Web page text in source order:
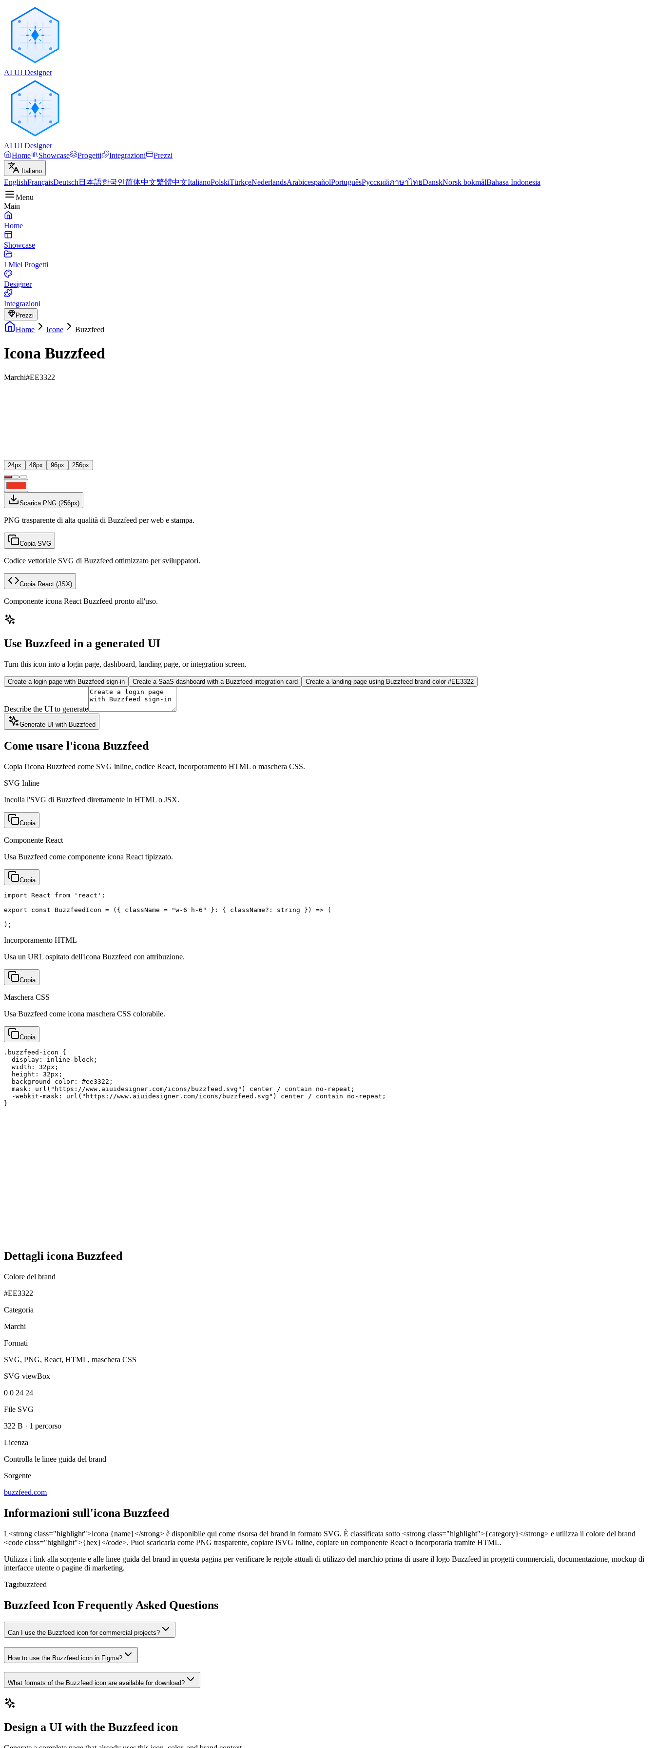
AI UI Designer
AI UI Designer
Home
Showcase Progetti Integrazioni Prezzi
Italiano
EnglishFrançaisDeutsch 日本語한국인简体中文繁體中文ItalianoPolskiTürkçeNederlandsArabicespañolPortuguêsРусскийภาษาไทยDanskNorsk bokmålBahasa Indonesia
Menu
Main
Home
Showcase
I Miei Progetti
Designer
Integrazioni
Prezzi
Home Icone Buzzfeed
Icona Buzzfeed
Marchi#EE3322
24px 48px 96px 256px
Scarica PNG (256px)
PNG trasparente di alta qualità di Buzzfeed per web e stampa.
Copia SVG
Codice vettoriale SVG di Buzzfeed ottimizzato per sviluppatori.
Copia React (JSX)
Componente icona React Buzzfeed pronto all'uso.
Use Buzzfeed in a generated UI
Turn this icon into a login page, dashboard, landing page, or integration screen.
Create a login page with Buzzfeed sign-in Create a SaaS dashboard with a Buzzfeed integration card Create a landing page using Buzzfeed brand color #EE3322
Describe the UI to generate
Generate UI with Buzzfeed
Come usare l'icona Buzzfeed
Copia l'icona Buzzfeed come SVG inline, codice React, incorporamento HTML o maschera CSS.
SVG Inline
Incolla l'SVG di Buzzfeed direttamente in HTML o JSX.
Copia
Componente React
Usa Buzzfeed come componente icona React tipizzato.
Copia
import React from 'react';
export const BuzzfeedIcon = ({ className = "w-6 h-6" }: { className?: string }) => (
);
Incorporamento HTML
Usa un URL ospitato dell'icona Buzzfeed con attribuzione.
Copia
Maschera CSS
Usa Buzzfeed come icona maschera CSS colorabile.
Copia
.buzzfeed-icon {
  display: inline-block;
  width: 32px;
  height: 32px;
  background-color: #ee3322;
  mask: url("https://www.aiuidesigner.com/icons/buzzfeed.svg") center / contain no-repeat;
  -webkit-mask: url("https://www.aiuidesigner.com/icons/buzzfeed.svg") center / contain no-repeat;
}
Dettagli icona Buzzfeed
Colore del brand
#EE3322
Categoria
Marchi
Formati
SVG, PNG, React, HTML, maschera CSS
SVG viewBox
0 0 24 24
File SVG
322 B · 1 percorso
Licenza
Controlla le linee guida del brand
Sorgente
buzzfeed.com
Informazioni sull'icona Buzzfeed
L<strong class="highlight">icona {name}</strong> è disponibile qui come risorsa del brand in formato SVG. È classificata sotto <strong class="highlight">{category}</strong> e utilizza il colore del brand
<code class="highlight">{hex}</code>. Puoi scaricarla come PNG trasparente, copiare lSVG inline, copiare un componente React o incorporarla tramite HTML.
Utilizza i link alla sorgente e alle linee guida del brand in questa pagina per verificare le regole attuali di utilizzo del marchio prima di usare il logo Buzzfeed in progetti commerciali, documentazione, mockup di
interfacce utente o pagine di marketing.
Tag:buzzfeed
Buzzfeed Icon Frequently Asked Questions
Can I use the Buzzfeed icon for commercial projects?
How to use the Buzzfeed icon in Figma?
What formats of the Buzzfeed icon are available for download?
Design a UI with the Buzzfeed icon